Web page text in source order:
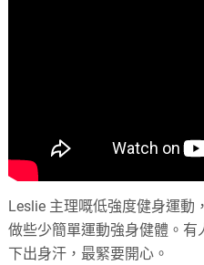
Leslie 主理嘅低強度健身運動
做些少簡單運動強身健體。
下出身汗，最緊要開心。